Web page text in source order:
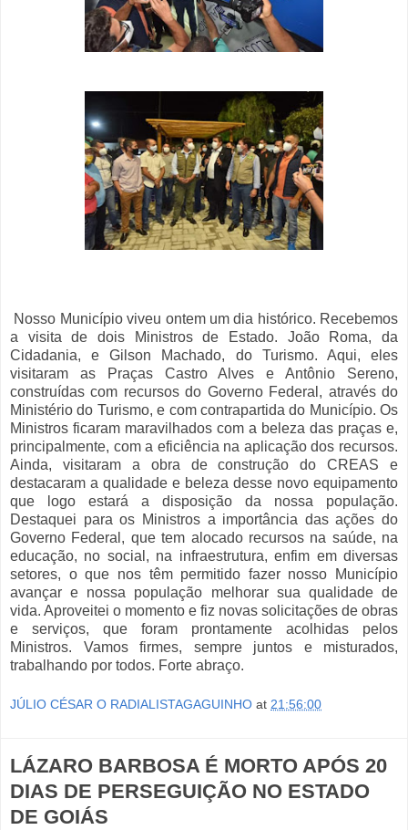
Nosso Município viveu ontem um dia histórico. Recebemos
a visita de dois Ministros de Estado. João Roma, da
Cidadania, e Gilson Machado, do Turismo. Aqui, eles
visitaram as Praças Castro Alves e Antônio Sereno,
construídas com recursos do Governo Federal, através do
Ministério do Turismo, e com contrapartida do Município. Os
Ministros ficaram maravilhados com a beleza das praças e,
principalmente, com a eficiência na aplicação dos recursos.
Ainda, visitaram a obra de construção do CREAS e
destacaram a qualidade e beleza desse novo equipamento
que logo estará a disposição da nossa população.
Destaquei para os Ministros a importância das ações do
Governo Federal, que tem alocado recursos na saúde, na
educação, no social, na infraestrutura, enfim em diversas
setores, o que nos têm permitido fazer nosso Município
avançar e nossa população melhorar sua qualidade de
vida. Aproveitei o momento e fiz novas solicitações de obras
e serviços, que foram prontamente acolhidas pelos
Ministros. Vamos firmes, sempre juntos e misturados,
trabalhando por todos. Forte abraço.
JÚLIO CÉSAR O RADIALISTAGAGUINHO at 21:56:00
LÁZARO BARBOSA É MORTO APÓS 20
DIAS DE PERSEGUIÇÃO NO ESTADO
DE GOIÁS